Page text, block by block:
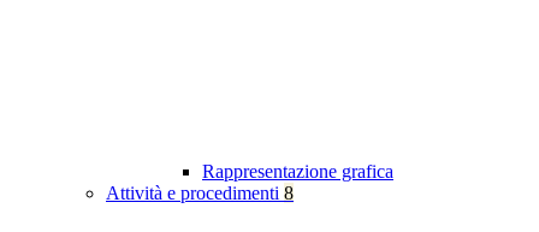
Rappresentazione grafica
Attività e procedimenti 8